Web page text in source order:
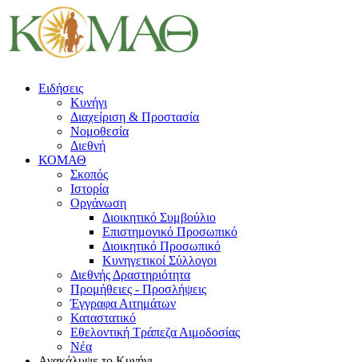
Ειδήσεις
Κυνήγι
Διαχείριση & Προστασία
Νομοθεσία
Διεθνή
ΚΟΜΑΘ
Σκοπός
Ιστορία
Οργάνωση
Διοικητικό Συμβούλιο
Επιστημονικό Προσωπικό
Διοικητικό Προσωπικό
Κυνηγετικοί Σύλλογοι
Διεθνής Δραστηριότητα
Προμήθειες - Προσλήψεις
Έγγραφα Αιτημάτων
Καταστατικό
Εθελοντική Τράπεζα Αιμοδοσίας
Νέα